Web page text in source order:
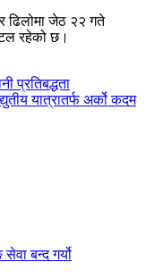
ढिलोमा जेठ २२ गते
रहेको छ।
प्रतिबद्धता
यात्रातर्फ अर्को कदम